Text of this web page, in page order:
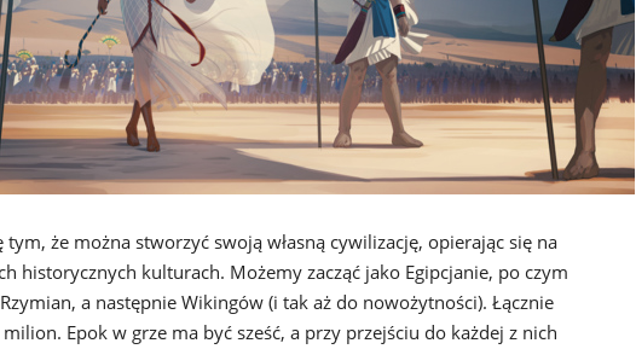
że można stworzyć swoją własną cywilizację, opierając się na
historycznych kulturach. Możemy zacząć jako Egipcjanie, po czym
a następnie Wikingów (i tak aż do nowożytności). Łącznie
Epok w grze ma być sześć, a przy przejściu do każdej z nich